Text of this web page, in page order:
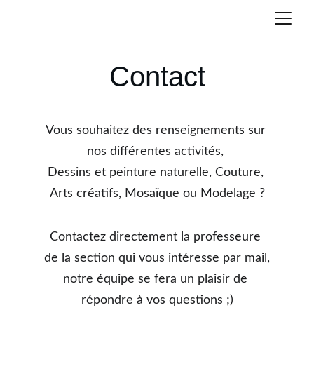
Contact
Vous souhaitez des renseignements sur
nos différentes activités,
Dessins et peinture naturelle, Couture,
Arts créatifs, Mosaïque ou Modelage ?
Contactez directement la professeure
de la section qui vous intéresse par mail,
notre équipe se fera un plaisir de
répondre à vos questions ;)